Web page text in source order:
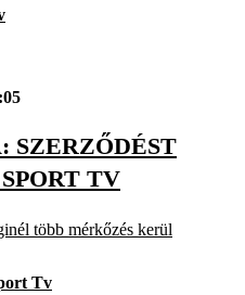
SZERZŐDÉST
TV
több mérkőzés kerül
Tv